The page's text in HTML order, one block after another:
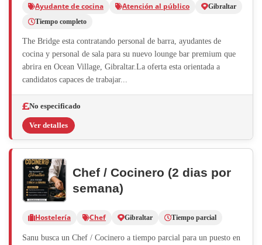
Ayudante de cocina
Atención al público
Gibraltar
Tiempo completo
The Bridge esta contratando personal de barra, ayudantes de
cocina y personal de sala para su nuevo lounge bar premium que
abrira en Ocean Village, Gibraltar.La oferta esta orientada a
candidatos capaces de trabajar...
No especificado
Ver detalles
Chef / Cocinero (2 dias por
semana)
Hostelería Chef Gibraltar Tiempo parcial
Sanu busca un Chef / Cocinero a tiempo parcial para un puesto en